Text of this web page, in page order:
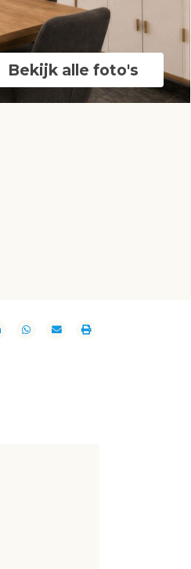
Bekijk alle foto's